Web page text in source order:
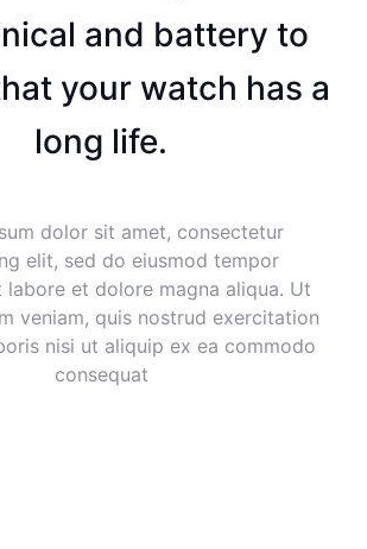
and battery to
your watch has a
long life.
dolor sit amet, consectetur
elit, sed do eiusmod tempor
labore et dolore magna aliqua. Ut
veniam, quis nostrud exercitation
nisi ut aliquip ex ea commodo
consequat